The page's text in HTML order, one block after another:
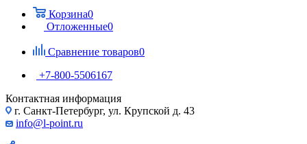
Корзина0
Отложенные0
Сравнение товаров0
+7-800-5506167
Контактная информация
г. Санкт-Петербург, ул. Крупской д. 43
info@l-point.ru